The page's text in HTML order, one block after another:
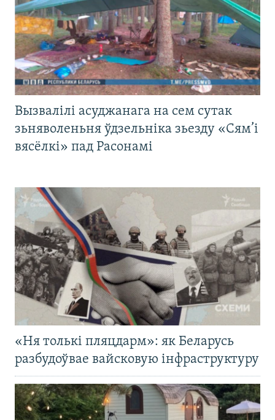
Вызвалілі асуджанага на сем сутак
зьняволеньня ўдзельніка зьезду «Сям’і
вясёлкі» пад Расонамі
«Ня толькі пляцдарм»: як Беларусь
разбудоўвае вайсковую інфраструктуру